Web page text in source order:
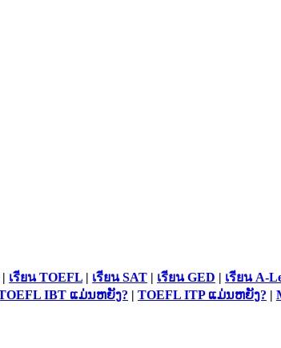
| เรียน TOEFL | เรียน SAT | เรียน GED | เรียน A-
IBT ແມ່ນຫຍັງ? | TOEFL ITP ແມ່ນຫຍັງ? |